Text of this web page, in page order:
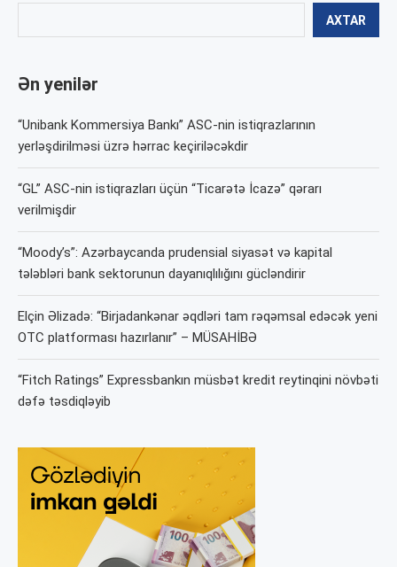
AXTAR
Ən yenilər
“Unibank Kommersiya Bankı” ASC-nin istiqrazlarının
yerləşdirilməsi üzrə hərrac keçiriləcəkdir
“GL” ASC-nin istiqrazları üçün “Ticarətə İcazə” qərarı
verilmişdir
“Moody’s”: Azərbaycanda prudensial siyasət və kapital
tələbləri bank sektorunun dayanıqlılığını gücləndirir
Elçin Əlizadə: “Birjadankənar əqdləri tam rəqəmsal edəcək yeni
OTC platforması hazırlanır” – MÜSAHİBƏ
“Fitch Ratings” Expressbankın müsbət kredit reytinqini növbəti
dəfə təsdiqləyib